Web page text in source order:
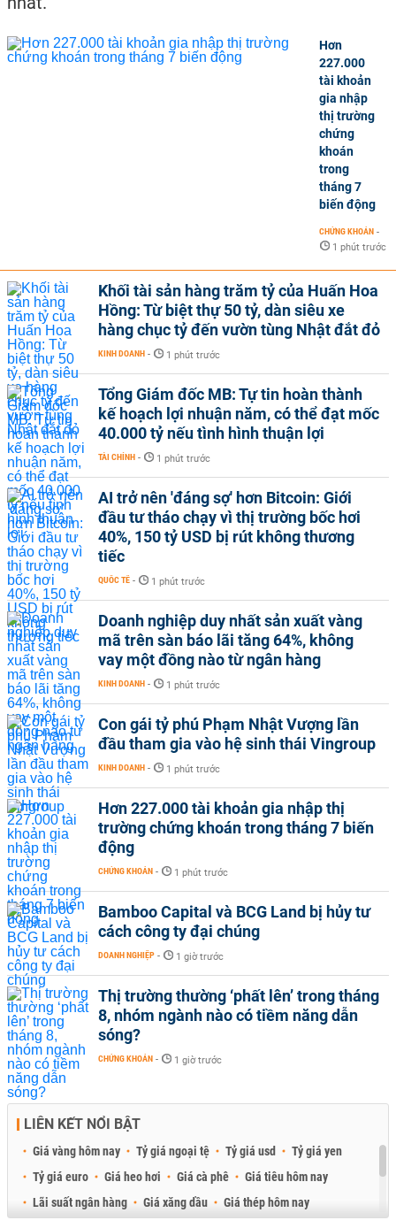
Hơn
227.000
tài khoản
gia nhập
thị trường
chứng
khoán
trong
tháng 7
biến động
CHỨNG KHOÁN -
1 phút trước
Khối tài sản hàng trăm tỷ của Huấn Hoa
Hồng: Từ biệt thự 50 tỷ, dàn siêu xe
hàng chục tỷ đến vườn tùng Nhật đắt đỏ
KINH DOANH - 1 phút trước
Tổng Giám đốc MB: Tự tin hoàn thành
kế hoạch lợi nhuận năm, có thể đạt mốc
40.000 tỷ nếu tình hình thuận lợi
TÀI CHÍNH - 1 phút trước
AI trở nên 'đáng sợ' hơn Bitcoin: Giới
đầu tư tháo chạy vì thị trường bốc hơi
40%, 150 tỷ USD bị rút không thương
tiếc
QUỐC TẾ - 1 phút trước
Doanh nghiệp duy nhất sản xuất vàng
mã trên sàn báo lãi tăng 64%, không
vay một đồng nào từ ngân hàng
KINH DOANH - 1 phút trước
Con gái tỷ phú Phạm Nhật Vượng lần
đầu tham gia vào hệ sinh thái Vingroup
KINH DOANH - 1 phút trước
Hơn 227.000 tài khoản gia nhập thị
trường chứng khoán trong tháng 7 biến
động
CHỨNG KHOÁN - 1 phút trước
Bamboo Capital và BCG Land bị hủy tư
cách công ty đại chúng
DOANH NGHIỆP - 1 giờ trước
Thị trường thường ‘phất lên’ trong tháng
8, nhóm ngành nào có tiềm năng dẫn
sóng?
CHỨNG KHOÁN - 1 giờ trước
LIÊN KẾT NỔI BẬT
Giá vàng hôm nay Tỷ giá ngoại tệ Tỷ giá usd
Tỷ giá yen
Tỷ giá euro
Giá heo hơi Giá cà phê
Giá tiêu hôm nay
Lãi suất ngân hàng
Giá xăng dầu
Giá thép hôm nay